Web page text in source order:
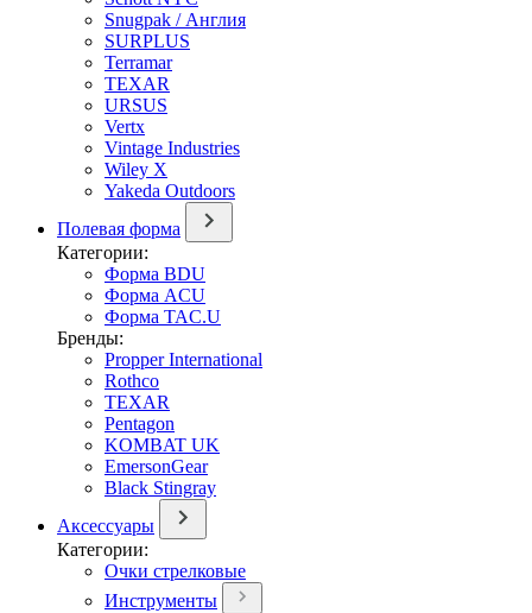
Snugpak / Англия
SURPLUS
Terramar
TEXAR
URSUS
Vertx
Vintage Industries
Wiley X
Yakeda Outdoors
Полевая форма
Категории:
Форма BDU
Форма ACU
Форма TAC.U
Бренды:
Propper International
Rothco
TEXAR
Pentagon
KOMBAT UK
EmersonGear
Black Stingray
Аксессуары
Категории:
Очки стрелковые
Инструменты